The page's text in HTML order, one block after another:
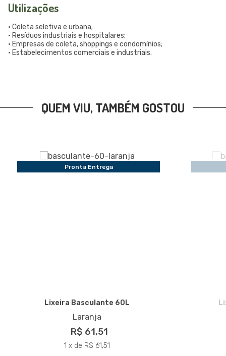
Utilizações
• Coleta seletiva e urbana;
• Resíduos industriais e hospitalares;
• Empresas de coleta, shoppings e condomínios;
• Estabelecimentos comerciais e industriais.
QUEM VIU, TAMBÉM GOSTOU
Pronta Entrega
Lixeira Basculante 60L
Laranja
R$ 61,51
1 x de R$ 61,51